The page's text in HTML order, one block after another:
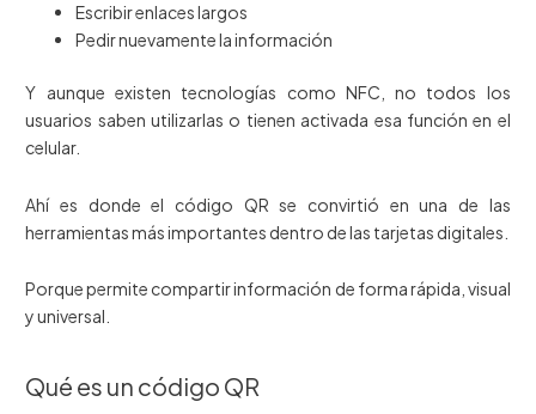
Escribir enlaces largos
Pedir nuevamente la información
Y aunque existen tecnologías como NFC, no todos los
usuarios saben utilizarlas o tienen activada esa función en el
celular.
Ahí es donde el código QR se convirtió en una de las
herramientas más importantes dentro de las tarjetas digitales.
Porque permite compartir información de forma rápida, visual
y universal.
Qué es un código QR